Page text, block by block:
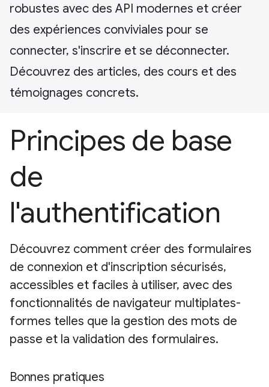
robustes avec des API modernes et créer
des expériences conviviales pour se
connecter, s'inscrire et se déconnecter.
Découvrez des articles, des cours et des
témoignages concrets.
Principes de base
de
l'authentification
Découvrez comment créer des formulaires
de connexion et d'inscription sécurisés,
accessibles et faciles à utiliser, avec des
fonctionnalités de navigateur multiplates-
formes telles que la gestion des mots de
passe et la validation des formulaires.
Bonnes pratiques